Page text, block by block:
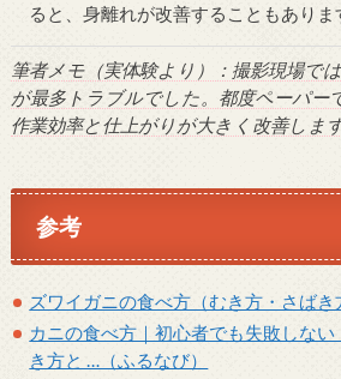
ると、身離れが改善することもありま
筆者メモ（実体験より）：撮影現場で
が最多トラブルでした。都度ペーパー
作業効率と仕上がりが大きく改善します
参考
ズワイガニの食べ方（むき方・さば
カニの食べ方｜初心者でも失敗しな
き方と …（ふるなび）